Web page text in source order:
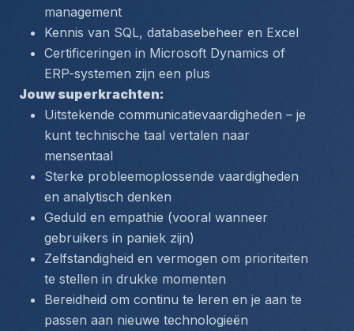
management
Kennis van SQL, databasebeheer en Excel
Certificeringen in Microsoft Dynamics of
ERP-systemen zijn een plus
Jouw superkrachten:
Uitstekende communicatievaardigheden – je
kunt technische taal vertalen naar
mensentaal
Sterke probleemoplossende vaardigheden
en analytisch denken
Geduld en empathie (vooral wanneer
gebruikers in paniek zijn)
Zelfstandigheid en vermogen om prioriteiten
te stellen in drukke momenten
Bereidheid om continu te leren en je aan te
passen aan nieuwe technologieën